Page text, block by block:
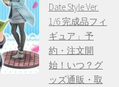
Date Style Ver.
1/6 完成品フィ
ギュア」予
約・注文開
始！いつ？グ
ッズ通販・取